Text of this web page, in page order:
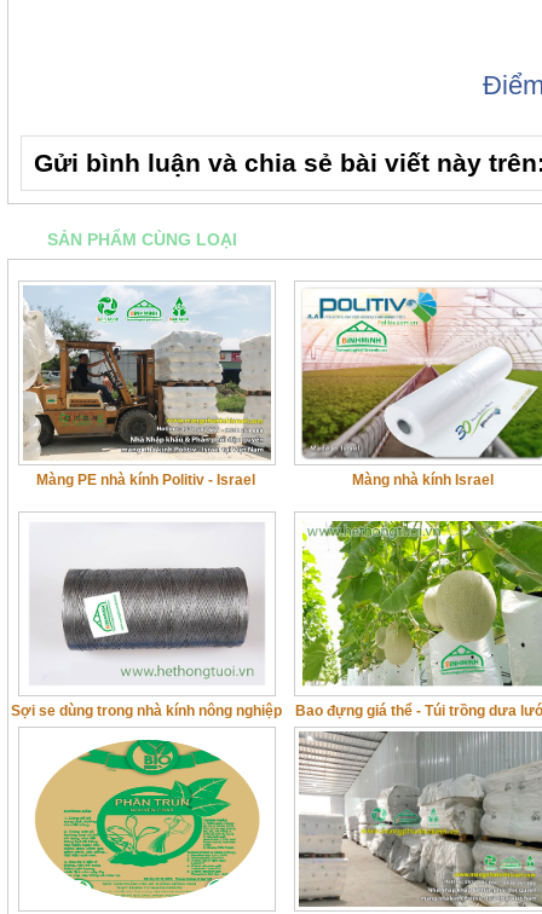
Gửi bình luận và chia sẻ bài viết này
SẢN PHẨM CÙNG LOẠI
Màng PE nhà kính Politiv - Israel Màng nhà kính Israel
Sợi se dùng trong nhà kính nông nghiệp Bao đựng giá thể - Túi trồng dưa